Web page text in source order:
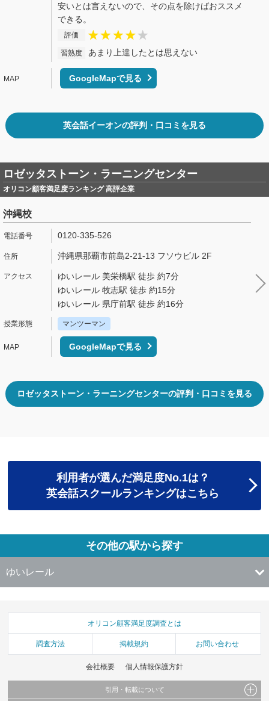
安いとは言えないので、その点を除けばおススメ
できる。
評価
習熟度 あまり上達したとは思えない
GoogleMapで見る
英会話イーオンの評判・口コミを見る
ロゼッタストーン・ラーニングセンター
オリコン顧客満足度ランキング 高評企業
沖縄校
0120-335-526
沖縄県那覇市前島2-21-13 フソウビル 2F
ゆいレール 美栄橋駅 徒歩 約7分
ゆいレール 牧志駅 徒歩 約15分
ゆいレール 県庁前駅 徒歩 約16分
マンツーマン
GoogleMapで見る
ロゼッタストーン・ラーニングセンターの評判・口コミを見る
利用者が選んだ満足度No.1は？
英会話スクールランキングはこちら
その他の駅から探す
ゆいレール
オリコン顧客満足度調査とは
調査方法 掲載規約 お問い合わせ
会社概要 個人情報保護方針
引用・転載について